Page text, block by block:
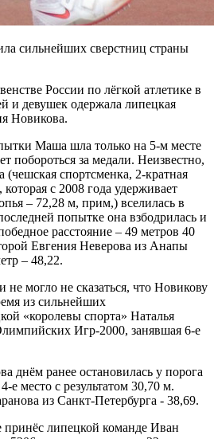
сильнейших сверстниц страны
России по лёгкой атлетике в
и девушек одержала липецкая
Новикова.
Маша шла только на 5-м месте
побороться за медали. Неизвестно,
(чешская спортсменка, 2-кратная
с 2008 года удерживает
– 72,28 м, прим,) вселилась в
попытке она взбодрилась и
расстояние – 49 метров 40
Евгения Неверова из Анапы
– 48,22.
могло не сказаться, что Новикову
из сильнейших
«королевы спорта» Наталья
Игр-2000, занявшая 6-е
днём ранее остановилась у порога
е место с результатом 30,70 м.
из Санкт-Петербурга - 38,69.
принёс липецкой команде Иван